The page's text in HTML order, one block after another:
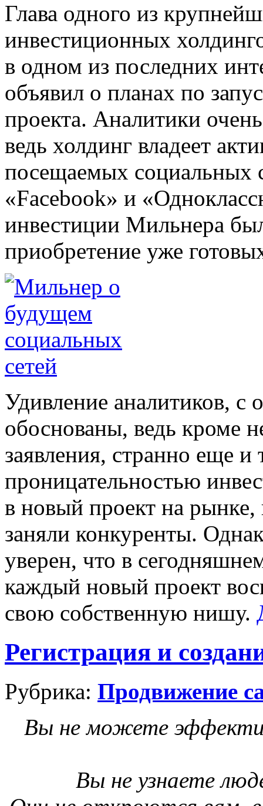
Глава одного из
инвестиционных
в одном из последних
объявил о планах по
проекта. Аналитики
ведь холдинг владеет
посещаемых социальных
«Facebook» и
инвестиции Мильнера
приобретение уже
Удивление аналитиков, с
обоснованы, ведь кроме
заявления, странно еще и
проницательностью
в новый проект на
заняли конкуренты.
уверен, что в
каждый новый проект
свою собственную нишу.
Регистрация и
Рубрика: Продвижение
Вы не можете
Вы не узнаете